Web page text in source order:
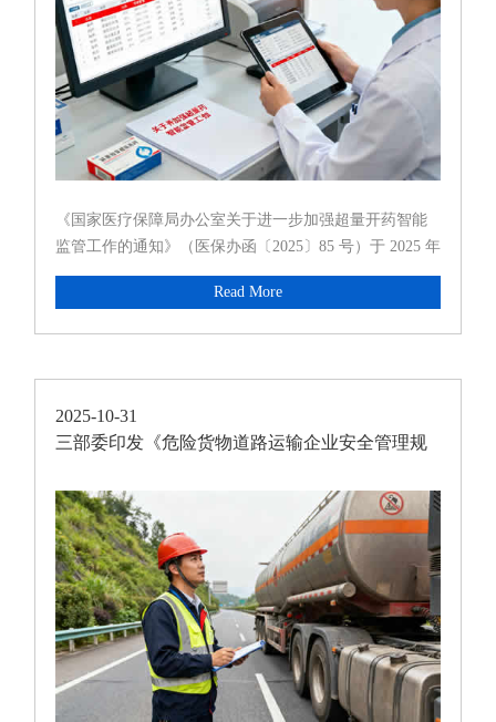
《国家医疗保障局办公室关于进一步加强超量开药智能
监管工作的通知》（医保办函〔2025〕85 号）于 2025 年
10 月 22 日印发，11 月 3 日正式对外公布。这一政策是
国家医保局深化医保基金智能监管的重要举措，...
Read More
2025-10-31
三部委印发《危险货物道路运输企业安全管理规